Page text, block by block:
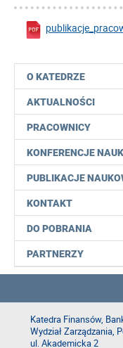
O KATEDRZE
AKTUALNOŚCI
PRACOWNICY
KONFERENCJE
PUBLIKACJE
KONTAKT
DO POBRANIA
PARTNERZY
Katedra Finansów,
Wydział Zarządzania,
ul. Akademicka 2